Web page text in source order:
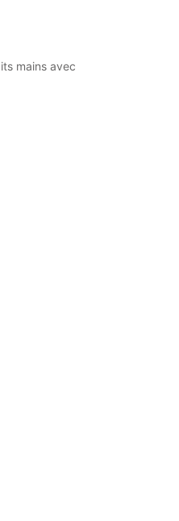
mains avec